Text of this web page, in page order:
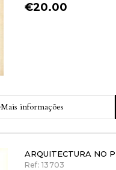
€20.00
Mais informações
ARQUITECTURA NO
Ref: 13703